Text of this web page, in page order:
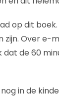
op dit
Over e-
dat de 60
in de